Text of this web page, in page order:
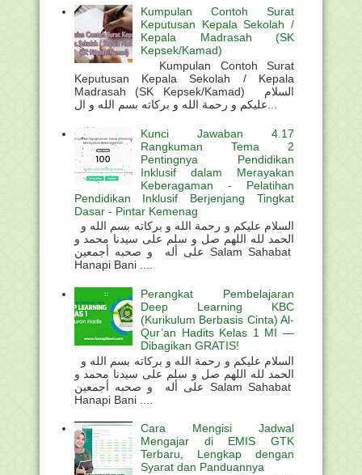
Kumpulan Contoh Surat
Keputusan Kepala Sekolah /
Kepala Madrasah (SK
Kepsek/Kamad)
Kumpulan Contoh Surat
Keputusan Kepala Sekolah / Kepala
Madrasah (SK Kepsek/Kamad) السلام
Kunci Jawaban 4.17
Rangkuman Tema 2
Pentingnya Pendidikan
Inklusif dalam Merayakan
Keberagaman - Pelatihan
Pendidikan Inklusif Berjenjang Tingkat
Dasar - Pintar Kemenag
الحمد لله اللهم صل و سلم على سيدنا محمد و
على أله و صحبه أجمعين Salam Sahabat
Hanapi Bani ....
Perangkat Pembelajaran
Deep Learning KBC
(Kurikulum Berbasis Cinta) Al-
Qur’an Hadits Kelas 1 MI —
Dibagikan GRATIS!
الحمد لله اللهم صل و سلم على سيدنا محمد و
على أله و صحبه أجمعين Salam Sahabat
Hanapi Bani ....
Cara Mengisi Jadwal
Mengajar di EMIS GTK
Terbaru, Lengkap dengan
Syarat dan Panduannya